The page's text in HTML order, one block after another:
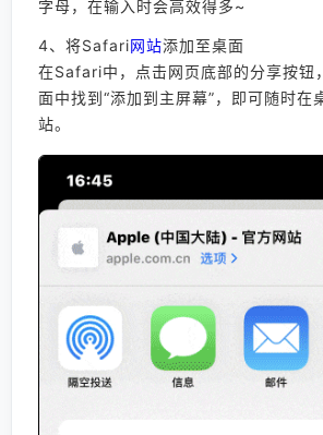
字母，在输入时会高效得多~
4、将Safari网站添加至桌面
在Safari中，点击网页底部的分享按钮
面中找到“添加到主屏幕”，即可随时在
站。